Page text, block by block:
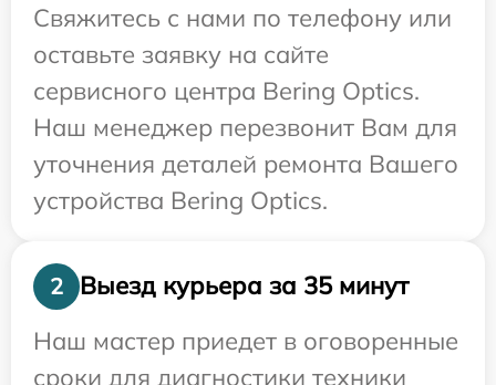
Свяжитесь с нами по телефону или
оставьте заявку на сайте
сервисного центра Bering Optics.
Наш менеджер перезвонит Вам для
уточнения деталей ремонта Вашего
устройства Bering Optics.
2
Выезд курьера за 35 минут
Наш мастер приедет в оговоренные
сроки для диагностики техники